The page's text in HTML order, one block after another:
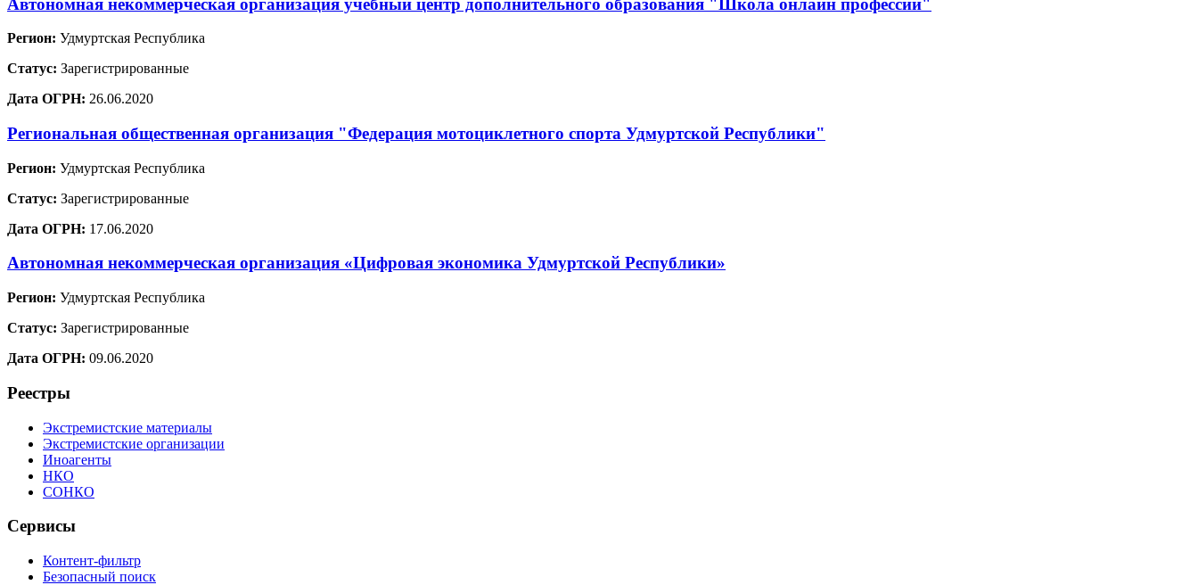
Регион: Удмуртская Республика
Статус: Зарегистрированные
Дата ОГРН: 26.06.2020
Региональная общественная организация "Федерация мотоциклетного спорта Удмуртской Республики"
Регион: Удмуртская Республика
Статус: Зарегистрированные
Дата ОГРН: 17.06.2020
Автономная некоммерческая организация «Цифровая экономика Удмуртской Республики»
Регион: Удмуртская Республика
Статус: Зарегистрированные
Дата ОГРН: 09.06.2020
Реестры
Экстремистские материалы
Экстремистские организации
Иноагенты
НКО
СОНКО
Сервисы
Контент-фильтр
Безопасный поиск